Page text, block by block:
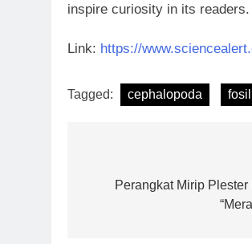
inspire curiosity in its readers.
Link: https://
Tagged: cephalopoda fosil
navigation
Perangkat Mirip